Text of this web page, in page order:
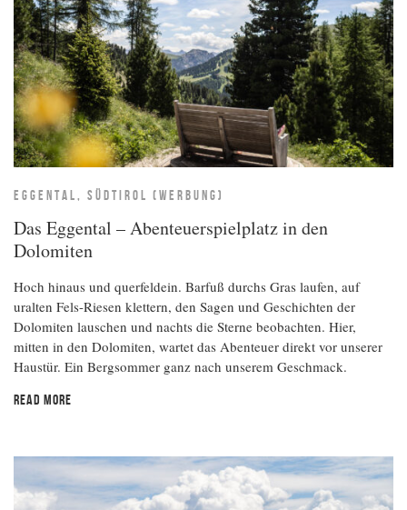
EGGENTAL, SÜDTIROL (WERBUNG)
Das Eggental – Abenteuerspielplatz in den
Dolomiten
Hoch hinaus und querfeldein. Barfuß durchs Gras laufen, auf
uralten Fels-Riesen klettern, den Sagen und Geschichten der
Dolomiten lauschen und nachts die Sterne beobachten. Hier,
mitten in den Dolomiten, wartet das Abenteuer direkt vor unserer
Haustür. Ein Bergsommer ganz nach unserem Geschmack.
READ MORE